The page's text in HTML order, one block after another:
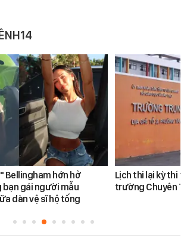
Bellingham hớn hở
bạn gái người mẫu
dàn vệ sĩ hộ tống
Lịch thi lại kỳ thi
trường Chuyên